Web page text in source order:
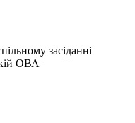
засіданні
ОВА